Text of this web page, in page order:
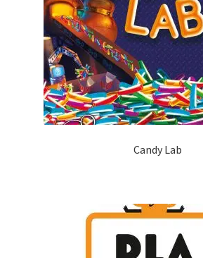
Candy Lab